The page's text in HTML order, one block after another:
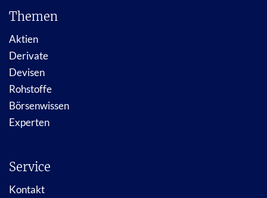
Themen
Aktien
Derivate
Devisen
Rohstoffe
Börsenwissen
Experten
Service
Kontakt